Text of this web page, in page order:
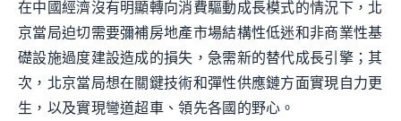
在中國經濟沒有明顯轉向消費驅動成長模式的情況下，北
京當局迫切需要彌補房地產市場結構性低迷和非商業性基
礎設施過度建設造成的損失，急需新的替代成長引擎；其
次，北京當局想在關鍵技術和彈性供應鏈方面實現自力更
生，以及實現彎道超車、領先各國的野心。